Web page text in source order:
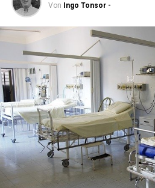
Aus die­sen Umfra­ge-Ergeb­nis­se
über die Zusam­men­set­zung
schaft vor. Die Daten
de­nen Wah­len, erge­ben aber
men­des Bild:
Die Mehr­heit der Wahl-O-
‑Nut­zer ist männ­lich,
Pro­zent der Nut­zun­gen
Von
Ingo Tonsor -